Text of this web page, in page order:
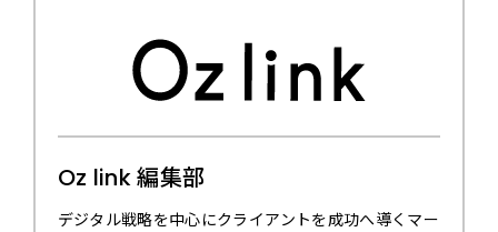
Oz link 編集部
デジタル戦略を中心にクライアントを成功へ導くマー